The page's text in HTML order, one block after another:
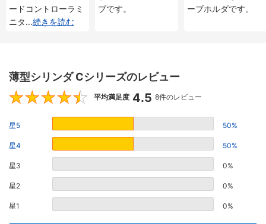
ードコントローラミ
ニタ...続きを読む
ブです。
ーブホルダです。
薄型シリンダ Cシリーズのレビュー
4.5
平均満足度 4.5 8件のレビュー
星5 50%
星4 50%
星3 0%
星2 0%
星1 0%